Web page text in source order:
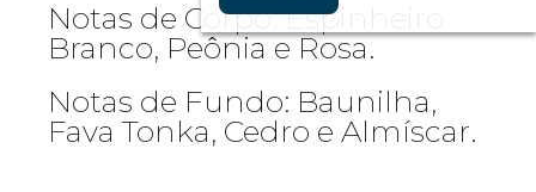
Notas de Corpo: Espinheiro
Branco, Peônia e Rosa.
Notas de Fundo: Baunilha,
Fava Tonka, Cedro e Almíscar.